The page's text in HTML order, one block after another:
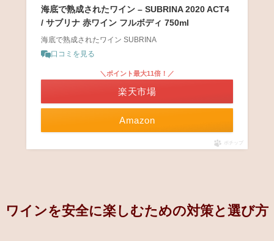
海底で熟成されたワイン – SUBRINA 2020 ACT4
/ サブリナ 赤ワイン フルボディ 750ml
海底で熟成されたワイン SUBRINA
口コミを見る
Amazon
＼ポイント最大11倍！／
楽天市場
ポチップ
ワインを安全に楽しむための対策と選び方